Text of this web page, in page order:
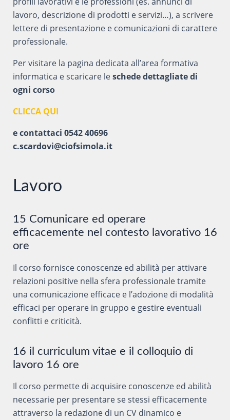
lavoro, descrizione di prodotti e servizi…), a scrivere
lettere di presentazione e comunicazioni di carattere
professionale.
Per visitare la pagina dedicata all’area formativa
informatica e scaricare leschede dettagliate di
ogni corso
CLICCA QUI
e contattaci 0542 40696
c.scardovi@ciofsimola.it
Lavoro
15 Comunicare ed operare
efficacemente nel contesto lavorativo 16
ore
Il corso fornisce conoscenze ed abilità per attivare
relazioni positive nella sfera professionale tramite
una comunicazione efficace e l’adozione di modalità
efficaci per operare in gruppo e gestire eventuali
conflitti e criticità.
16 il curriculum vitae e il colloquio di
lavoro 16 ore
Il corso permette di acquisire conoscenze ed abilità
necessarie per presentare se stessi efficacemente
attraverso la redazione di un CV dinamico e